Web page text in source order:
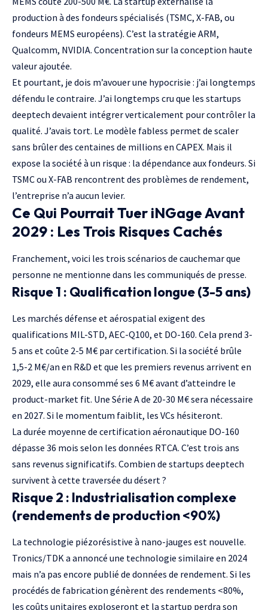
production à des fondeurs spécialisés (TSMC, X-FAB, ou
fondeurs MEMS européens). C’est la stratégie ARM,
Qualcomm, NVIDIA. Concentration sur la conception haute
valeur ajoutée.
Et pourtant, je dois m’avouer une hypocrisie : j’ai longtemps
défendu le contraire. J’ai longtemps cru que les startups
deeptech devaient intégrer verticalement pour contrôler la
qualité. J’avais tort. Le modèle fabless permet de scaler
sans brûler des centaines de millions en CAPEX. Mais il
expose la société à un risque : la dépendance aux fondeurs. Si
TSMC ou X-FAB rencontrent des problèmes de rendement,
l’entreprise n’a aucun levier.
Ce Qui Pourrait Tuer iNGage Avant
2029 : Les Trois Risques Cachés
Franchement, voici les trois scénarios de cauchemar que
personne ne mentionne dans les communiqués de presse.
Risque 1 : Qualification longue (3-5 ans)
Les marchés défense et aérospatial exigent des
qualifications MIL-STD, AEC-Q100, et DO-160. Cela prend 3-
5 ans et coûte 2-5 M€ par certification. Si la société brûle
1,5-2 M€/an en R&D et que les premiers revenus arrivent en
2029, elle aura consommé ses 6 M€ avant d’atteindre le
product-market fit. Une Série A de 20-30 M€ sera nécessaire
en 2027. Si le momentum faiblit, les VCs hésiteront.
La durée moyenne de certification aéronautique DO-160
dépasse 36 mois selon les données RTCA. C’est trois ans
sans revenus significatifs. Combien de startups deeptech
survivent à cette traversée du désert ?
Risque 2 : Industrialisation complexe
(rendements de production <90%)
La technologie piézorésistive à nano-jauges est nouvelle.
Tronics/TDK a annoncé une technologie similaire en 2024
mais n’a pas encore publié de données de rendement. Si les
procédés de fabrication génèrent des rendements <80%,
les coûts unitaires exploseront et la startup perdra son